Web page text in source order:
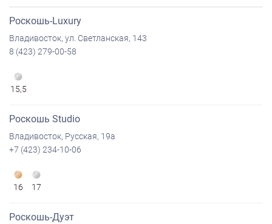
Роскошь-Luxury
Владивосток, ул. Светланская, 143
8 (423) 279-00-58
15,5
Роскошь Studio
Владивосток, Русская, 19а
+7 (423) 234-10-06
16 17
Роскошь-Дуэт